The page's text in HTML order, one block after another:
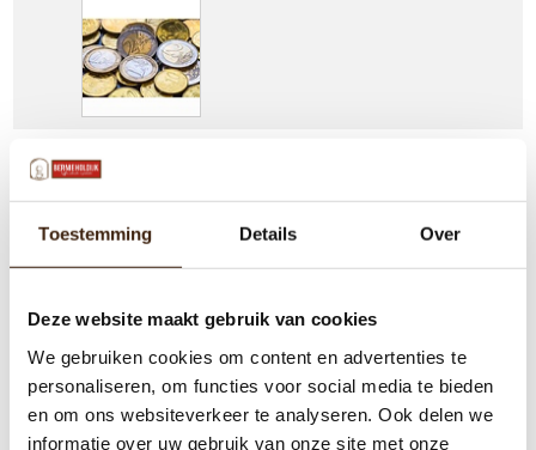
Toestemming Details Over
Deze website maakt gebruik van cookies
We gebruiken cookies om content en advertenties te
personaliseren, om functies voor social media te bieden
en om ons websiteverkeer te analyseren. Ook delen we
informatie over uw gebruik van onze site met onze
Douwe Egberts Gallery 220 Freshbrew Gereviseerd +
Muntsysteem inbouwen in Gallery machine EURO
TOTAAL